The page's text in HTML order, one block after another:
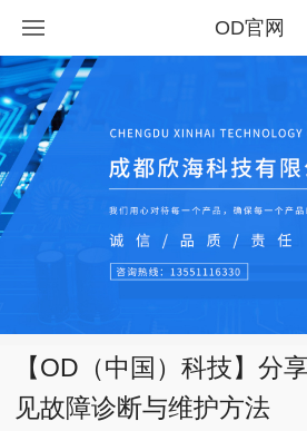
OD官网
【OD（中国）科技】分
见故障诊断与维护方法